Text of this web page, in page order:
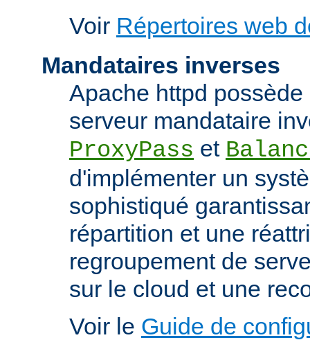
Voir Répertoires web
Mandataires inverses
Apache httpd
serveur mandataire
ProxyPass et
d'implémenter un
sophistiqué
répartition et une
regroupement de
sur le cloud et une
Voir le Guide de